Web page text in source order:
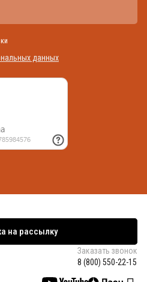
данных
на рассылку
Заказать звонок
8 (800) 550-22-15